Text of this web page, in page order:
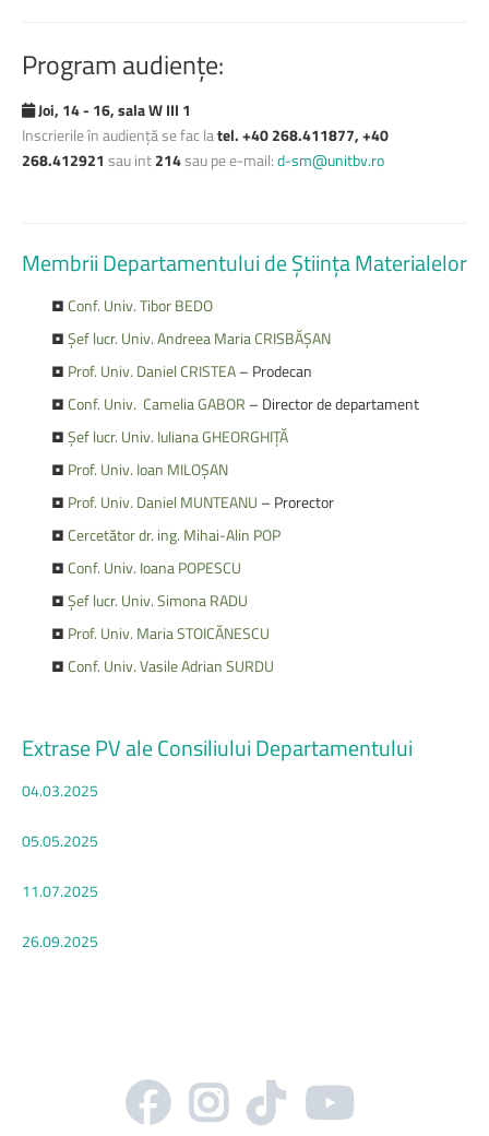
Programaudiențe:
Joi, 14 - 16, sala W III 1
Inscrierile în audiență se fac latel. +40 268.411877, +40
268.412921 sau int214sau pe e-mail:d-sm@unitbv.ro
MembriiDepartamentuluideȘtiințaMaterialelor
•Conf. Univ. TiborBEDO
•Șef lucr. Univ. Andreea Maria CRISBĂȘAN
• Prof. Univ. Daniel CRISTEA– Prodecan
•Conf. Univ. CameliaGABOR – Director de departament
•Șef lucr. Univ. IulianaGHEORGHIȚĂ
• Prof. Univ. Ioan MILOȘAN
• Prof. Univ. Daniel MUNTEANU – Prorector
•Cercetător dr. ing. Mihai-Alin POP
•Conf. Univ. Ioana POPESCU
•Șef lucr. Univ. Simona RADU
• Prof. Univ. Maria STOICĂNESCU
•Conf. Univ. Vasile Adrian SURDU
ExtrasePValeConsiliuluiDepartamentului
04.03.2025
05.05.2025
11.07.2025
26.09.2025